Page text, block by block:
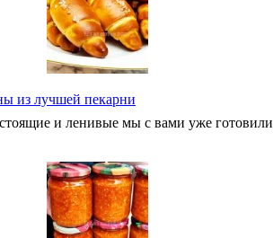
из лучшей пекарни
и ленивые мы с вами уже